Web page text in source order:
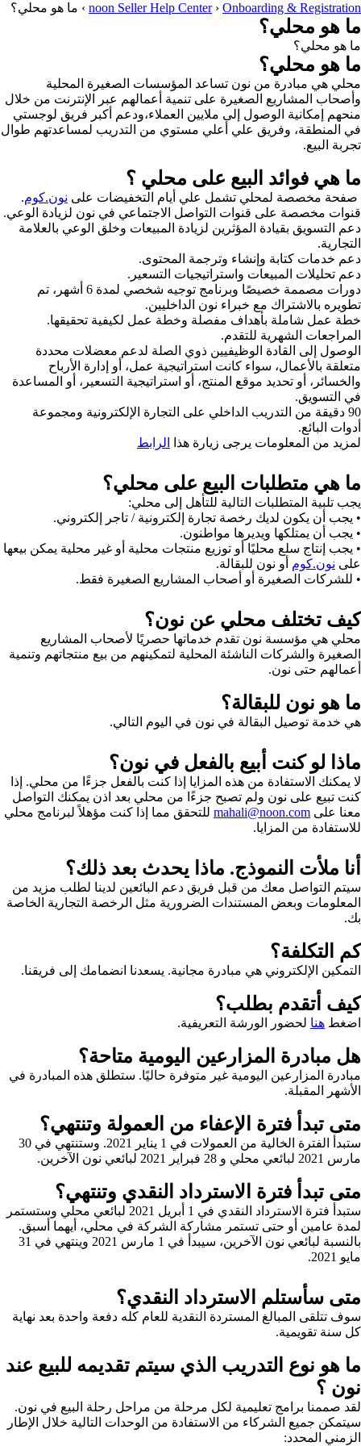
noon Seller Help Center› Onboarding & Registration
› ما هو محلي؟
ما هو محلي؟
ما هو محلي؟
ما هو محلي؟
محلي هي مبادرة من نون تساعد المؤسسات الصغيرة المحلية
وأصحاب المشاريع الصغيرة على تنمية أعمالهم عبر الإنترنت من خلال
منحهم إمكانية الوصول إلى ملايين العملاء،ودعم أكبر فريق لوجستي
في المنطقة، وفريق علي أعلي مستوي من التدريب لمساعدتهم طوال
تجربة البيع.
ما هي فوائد البيع على محلي ؟
صفحة مخصصة لمحلي تشمل علي أيام التخفيضات على نون.كوم.
قنوات مخصصة على قنوات التواصل الاجتماعي في نون لزيادة الوعي.
دعم التسويق بقيادة المؤثرين لزيادة المبيعات وخلق الوعي بالعلامة
التجارية.
دعم خدمات كتابة وإنشاء وترجمة المحتوى.
دعم تحليلات المبيعات واستراتيجيات التسعير.
دورات مصممة خصيصًا وبرنامج توجيه شخصي لمدة 6 أشهر، تم
تطويره بالاشتراك مع خبراء نون الداخليين.
خطة عمل شاملة بأهداف مفصلة وخطة عمل لكيفية تحقيقها.
المراجعات الشهرية للتقدم.
الوصول إلى القادة الوظيفيين ذوي الصلة لدعم معضلات محددة
متعلقة بالأعمال، سواء كانت استراتيجية عمل، أو إدارة الأرباح
والخسائر، أو تحديد موقع المنتج، أو استراتيجية التسعير، أو المساعدة
في التسويق.
90 دقيقة من التدريب الداخلي على التجارة الإلكترونية ومجموعة
أدوات البائع.
لمزيد من المعلومات يرجى زيارة هذا
الرابط
ما هي متطلبات البيع على محلي؟
يجب تلبية المتطلبات التالية للتأهل إلى محلي:
• يجب أن يكون لديك رخصة تجارة إلكترونية / تاجر إلكتروني.
• يجب أن يمتلكها ويديرها مواطنون.
• يجب إنتاج سلع محليًا أو توزيع منتجات محلية أو غير محلية يمكن بيعها
على نون.كوم أو نون للبقالة.
• للشركات الصغيرة أو أصحاب المشاريع الصغيرة فقط.
كيف تختلف محلي عن نون؟
محلي هي مؤسسة نون تقدم خدماتها حصريًا لأصحاب المشاريع
الصغيرة والشركات الناشئة المحلية لتمكينهم من بيع منتجاتهم وتنمية
أعمالهم حتى نون.
ما هو نون للبقالة؟
هي خدمة توصيل البقالة في نون في اليوم التالي.
ماذا لو كنت أبيع بالفعل في نون؟
لا يمكنك الاستفادة من هذه المزايا إذا كنت بالفعل جزءًا من محلي. إذا
كنت تبيع على نون ولم تصبح جزءًا من محلي بعد اذن يمكنك التواصل
معنا على mahali@noon.com للتحقق مما إذا كنت مؤهلاً لبرنامج محلي
للاستفادة من المزايا.
أنا ملأت النموذج. ماذا يحدث بعد ذلك؟
سيتم التواصل معك من قبل فريق دعم البائعين لدينا لطلب مزيد من
المعلومات وبعض المستندات الضرورية مثل الرخصة التجارية الخاصة
بك.
كم التكلفة؟
التمكين الإلكتروني هي مبادرة مجانية. يسعدنا انضمامك إلى فريقنا.
كيف أتقدم بطلب؟
اضغط هنا لحضور الورشة التعريفية.
هل مبادرة المزارعين اليومية متاحة؟
مبادرة المزارعين اليومية غير متوفرة حاليًا. ستطلق هذه المبادرة في
الأشهر المقبلة.
متى تبدأ فترة الإعفاء من العمولة وتنتهي؟
ستبدأ الفترة الخالية من العمولات في 1 يناير 2021. وستنتهي في 30
مارس 2021 لبائعي محلي و 28 فبراير 2021 لبائعي نون الآخرين.
متى تبدأ فترة الاسترداد النقدي وتنتهي؟
ستبدأ فترة الاسترداد النقدي في 1 أبريل 2021 لبائعي محلي وستستمر
لمدة عامين أو حتى تستمر مشاركة الشركة في محلي، أيهما أسبق.
بالنسبة لبائعي نون الآخرين، سيبدأ في 1 مارس 2021 وينتهي في 31
مايو 2021.
متى سأستلم الاسترداد النقدي؟
سوف تتلقى المبالغ المستردة النقدية للعام كله دفعة واحدة بعد نهاية
كل سنة تقويمية.
ما هو نوع التدريب الذي سيتم تقديمه للبيع عند
نون ؟
لقد صممنا برامج تعليمية لكل مرحلة من مراحل رحلة البيع في نون.
سيتمكن جميع الشركاء من الاستفادة من الوحدات التالية خلال الإطار
الزمني المحدد: